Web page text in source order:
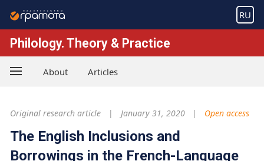
RU
Philology. Theory & Practice
About Articles
Original research article January 31, 2020 Open access
The English Inclusions and
Borrowings in the French-Language